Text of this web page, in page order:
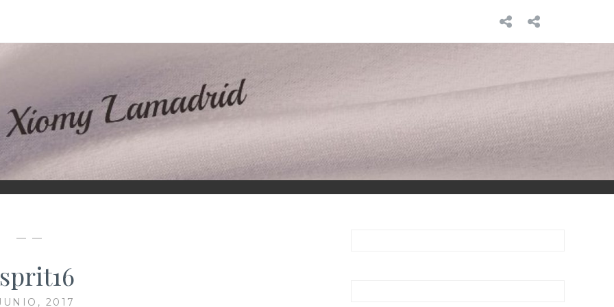
INICIO
— —
2017